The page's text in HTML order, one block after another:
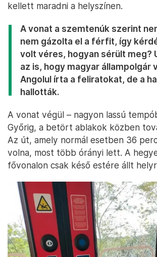
kellett maradni a helyszínen.
A vonat a szemtenúk szerint
nem gázolta el a férfit, így
volt véres, hogyan sérült meg?
az is, hogy magyar állampolgár
Angolul írta a feliratokat, de a
hallották.
A vonat végül – nagyon lassú
Győrig, a betört ablakok közben
Az út, amely normál esetben 36
volna, most több órányi lett. A
fővonalon csak késő estére állt